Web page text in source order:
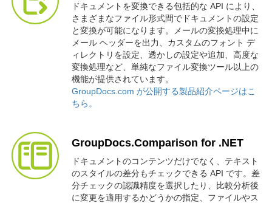
ドキュメントを変換できる包括的な API により、
さまざまなファイル形式間でドキュメントの設定
と変換が可能になります。メールの変換処理中に
メール ヘッダーを出力、カスタムのフォント デ
ィレクトリを設定、透かしの設定や追加、高度な
変換処理など、単純なファイル変換ツール以上の
機能が提供されています。
GroupDocs.com が公開する製品紹介ページはこ
ちら。
GroupDocs.Comparison for .NET
ドキュメントのコンテンツだけでなく、テキスト
のスタイルの差分もチェックできる API です。差
分チェックの認識精度を選択したり、比較分析後
に変更を適用するかどうかの指定、ファイルやス